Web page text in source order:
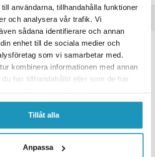
användarna, tillhandahålla funktioner
och analysera vår trafik. Vi
sådana identifierare och annan
enhet till de sociala medier och
som vi samarbetar med.
kombinera informationen med annan
har tillhandahållit eller som de har
Tillåt alla
Anpassa
ET30, 950Kg silver - till släpvagn
för släpvagnar med en diameter på 14 tum.
5x112 och centrumhål 66,6mm.